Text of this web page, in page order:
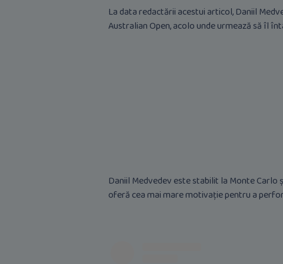
La data redactării acestui articol, Daniil
Australian Open, acolo unde urmează să îl
Daniil Medvedev este stabilit la Monte Carlo
oferă cea mai mare motivație pentru a